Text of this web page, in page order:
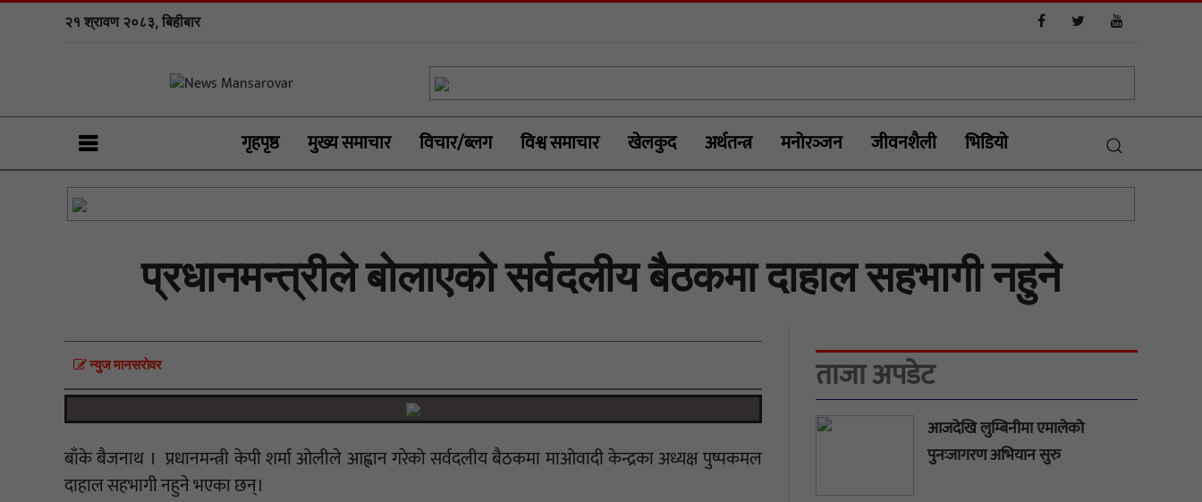
२१ श्रावण २०८३, बिहीबार
गृहपृष्ठ मुख्य समाचार विचार/ब्लग विश्व समाचार खेलकुद अर्थतन्त्र मनोरञ्‍जन जीवनशैली भिडियाे
प्रधानमन्त्रीले बोलाएको सर्वदलीय बैठकमा दाहाल सहभागी नहुने
न्युज मानसराेवर
बाँके बैजनाथ । प्रधानमन्त्री केपी शर्मा ओलीले आह्वान गरेको सर्वदलीय बैठकमा माओवादी केन्द्रका अध्यक्ष पुष्पकमल
दाहाल सहभागी नहुने भएका छन्।
ताजा अपडेट
आजदेखि लुम्बिनीमा एमालेको
पुनःजागरण अभियान सुरु